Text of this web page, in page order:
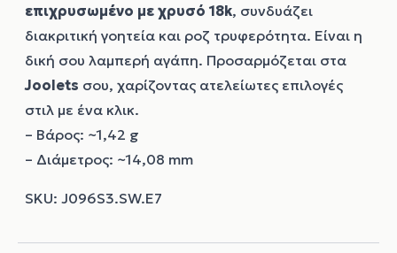
επιχρυσωμένο με χρυσό 18k, συνδυάζει
διακριτική γοητεία και ροζ τρυφερότητα. Είναι η
δική σου λαμπερή αγάπη. Προσαρμόζεται στα
Joolets σου, χαρίζοντας ατελείωτες επιλογές
στιλ με ένα κλικ.
– Βάρος: ~1,42 g
– Διάμετρος: ~14,08 mm